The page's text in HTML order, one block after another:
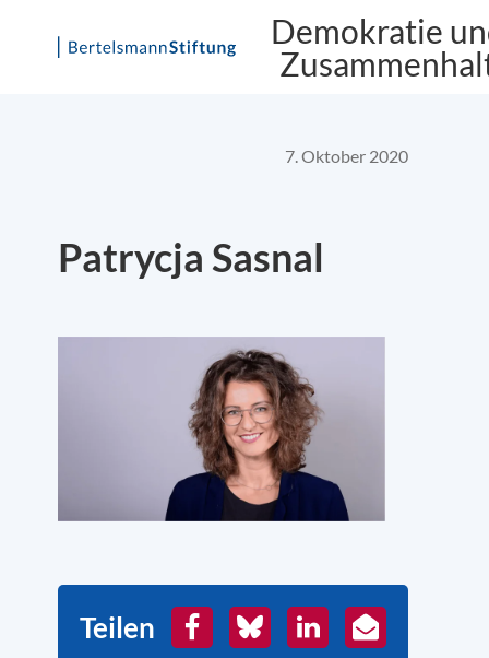
Demokratie
7. Oktober 2020
Patrycja Sasnal
Teilen FacebookBlueskyLinkedIn
E-
Mail